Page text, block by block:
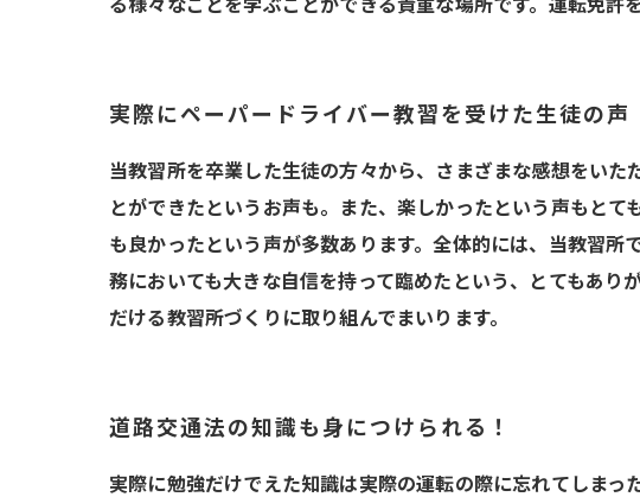
る様々なことを学ぶことができる貴重な場所です。運転免許
実際にペーパードライバー教習を受けた生徒の声
当教習所を卒業した生徒の方々から、さまざまな感想をい
とができたというお声も。また、楽しかったという声もと
も良かったという声が多数あります。全体的には、当教習
務においても大きな自信を持って臨めたという、とてもあ
だける教習所づくりに取り組んでまいります。
道路交通法の知識も身につけられる！
実際に勉強だけでえた知識は実際の運転の際に忘れてしま